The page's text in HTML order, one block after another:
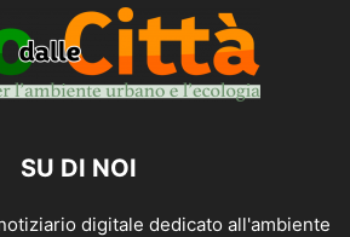
SU DI NOI
digitale dedicato all'ambiente